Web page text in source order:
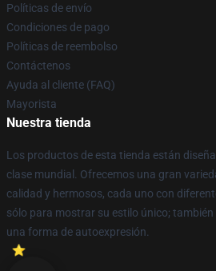
Políticas de envío
Condiciones de pago
Políticas de reembolso
Contáctenos
Ayuda al cliente (FAQ)
Mayorista
Nuestra tienda
Los productos de esta tienda están
clase mundial. Ofrecemos una gran
calidad y hermosos, cada uno con
sólo para mostrar su estilo único;
una forma de autoexpresión.